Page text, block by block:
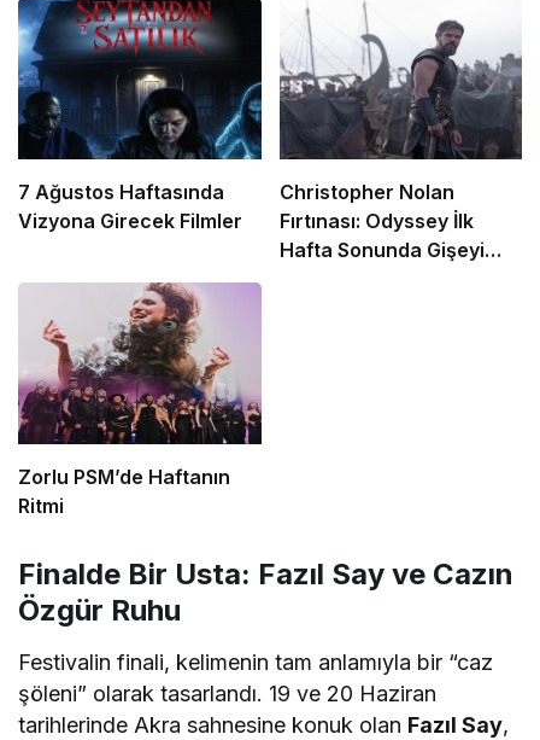
7 Ağustos Haftasında
Vizyona Girecek Filmler
Christopher Nolan
Fırtınası: Odyssey İlk
Hafta Sonunda Gişeyi
Zorlu PSM’de Haftanın
Ritmi
Finalde Bir Usta: Fazıl Say ve Cazın
Özgür Ruhu
Festivalin finali, kelimenin tam anlamıyla bir “caz
şöleni” olarak tasarlandı. 19 ve 20 Haziran
tarihlerinde Akra sahnesine konuk olan Fazıl Say,